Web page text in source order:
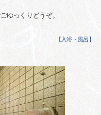
ゆっくりどうぞ。
【 入浴・風呂 】